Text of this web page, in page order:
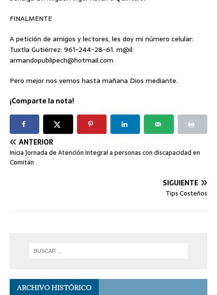
FINALMENTE
A petición de amigos y lectores, les doy mi número celular:
Tuxtla Gutiérrez: 961-244-28-61. m@il:
armandopublipech@hotmail.com
Pero mejor nos vemos hasta mañana Dios mediante.
¡Comparte la nota!
ANTERIOR
Inicia Jornada de Atención Integral a personas con discapacidad en
Comitán
SIGUIENTE
Tips Costeños
ARCHIVO HISTÓRICO